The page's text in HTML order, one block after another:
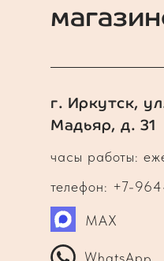
часы работы:
г. Иркутск,
Мадьяр, д. 31
телефон: +7-
MAX